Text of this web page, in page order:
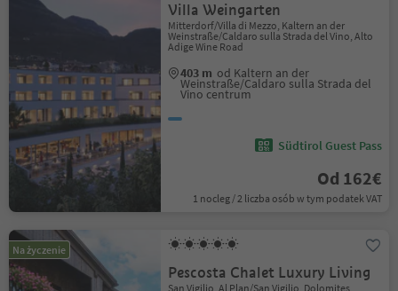
Villa Weingarten
Mitterdorf/Villa di Mezzo, Kaltern an der
Weinstraße/Caldaro sulla Strada del Vino, Alto
Adige Wine Road
403 m od Kaltern an der
Weinstraße/Caldaro sulla Strada del
Vino centrum
Südtirol Guest Pass
Od 162€
1 nocleg / 2 liczba osób w tym podatek VAT
Na życzenie
Pescosta Chalet Luxury Living
San Vigilio, Al Plan/San Vigilio, Dolomites